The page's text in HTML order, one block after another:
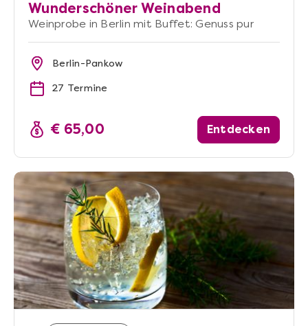
Wunderschöner Weinabend
Weinprobe in Berlin mit Buffet: Genuss pur
Berlin-Pankow
27 Termine
€ 65,00 Entdecken